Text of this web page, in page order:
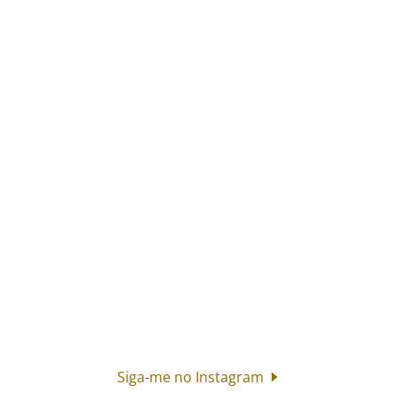
Siga-me no Instagram